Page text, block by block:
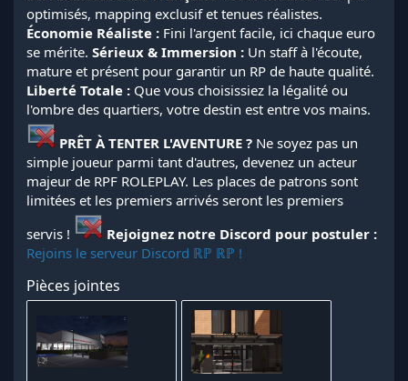
optimisés, mapping exclusif et tenues réalistes.
Économie Réaliste : Fini l'argent facile, ici chaque euro
se mérite. Sérieux & Immersion : Un staff à l'écoute,
mature et présent pour garantir un RP de haute qualité.
Liberté Totale : Que vous choisissiez la légalité ou
l'ombre des quartiers, votre destin est entre vos mains.
PRÊT À TENTER L'AVENTURE ? Ne soyez pas un
simple joueur parmi tant d'autres, devenez un acteur
majeur de RPF ROLEPLAY. Les places de patrons sont
limitées et les premiers arrivés seront les premiers
servis !
Rejoignez notre Discord pour postuler :
Rejoins le serveur Discord ℝℙ ℝℙ !
Pièces jointes